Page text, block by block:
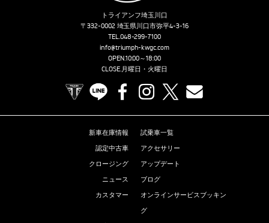
トライアンフ埼玉川口
〒332-0002 埼玉県川口市弥平4-3-16
TEL.048-299-7100
info@triumph-kwgc.com
OPEN.10:00～18:00
CLOSE.月曜日・火曜日
TRIUMPH OFFICIAL SITE
LINE FacebookInstagram
新車在庫情報
試乗車一覧
認定中古車
アクセサリー
クロージング
アップデート
ニュース
ブログ
カスタマー
オンラインサービスブッキン
グ